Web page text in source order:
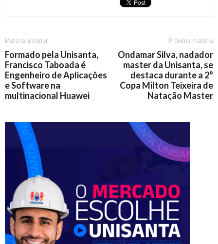
Matéria anterior
Formado pela Unisanta,
Francisco Taboada é
Engenheiro de Aplicações
e Software na
multinacional Huawei
Próxima matéria
Ondamar Silva, nadador
master da Unisanta, se
destaca durante a 2°
Copa Milton Teixeira de
Natação Master